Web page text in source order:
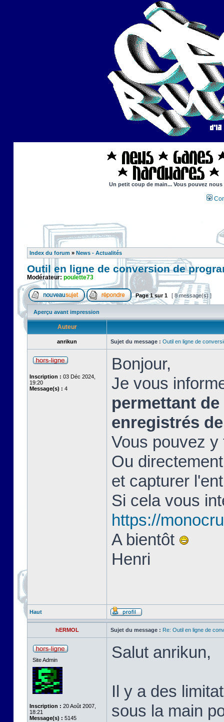
Un petit coup de main... Vous pouvez
Index du forum » News - Actualités
Outil en ligne de conversion de
Modérateur: poulette73
Page1sur1 [ 8 message(s) ]
Aperçu avant impression
Auteur
anrikun Sujet du message : Outil en ligne de
Inscription : 03 Déc 2024,
19:20
Message(s) : 4
Bonjour,
Je vous
permettant
enregistrés
Vous pouvez y
Ou
et capturer
Si cela vous
https://
A bientôt
Henri
Haut
hERMOL Sujet du message : Re: Outil en ligne de
Site Admin
Inscription : 20 Août 2007,
18:21
Message(s) : 5145
Salut anrikun,
Il y a des
sous la main